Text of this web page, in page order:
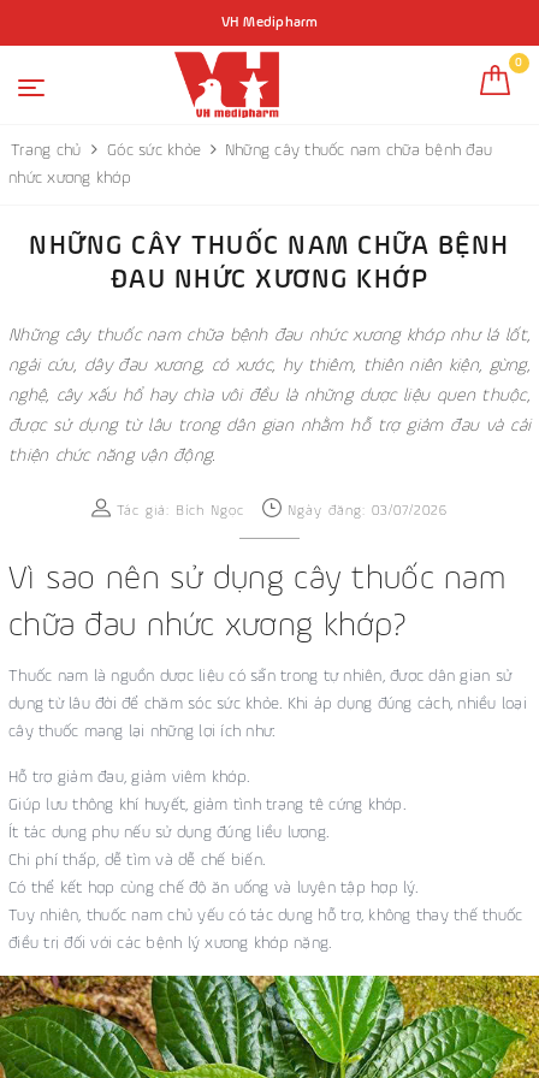
VH Medipharm
0
Trang chủ Góc sức khỏe
Những cây thuốc nam chữa bệnh đau
nhức xương khớp
NHỮNG CÂY THUỐC NAM CHỮA BỆNH
ĐAU NHỨC XƯƠNG KHỚP
Những cây thuốc nam chữa bệnh đau nhức xương khớp như lá lốt,
ngải cứu, dây đau xương, cỏ xước, hy thiêm, thiên niên kiện, gừng,
nghệ, cây xấu hổ hay chìa vôi đều là những dược liệu quen thuộc,
được sử dụng từ lâu trong dân gian nhằm hỗ trợ giảm đau và cải
thiện chức năng vận động.
Tác giả: Bích Ngọc Ngày đăng: 03/07/2026
Vì sao nên sử dụng cây thuốc nam
chữa đau nhức xương khớp?
Thuốc nam là nguồn dược liệu có sẵn trong tự nhiên, được dân gian sử
dụng từ lâu đời để chăm sóc sức khỏe. Khi áp dụng đúng cách, nhiều loại
cây thuốc mang lại những lợi ích như:
Hỗ trợ giảm đau, giảm viêm khớp.
Giúp lưu thông khí huyết, giảm tình trạng tê cứng khớp.
Ít tác dụng phụ nếu sử dụng đúng liều lượng.
Chi phí thấp, dễ tìm và dễ chế biến.
Có thể kết hợp cùng chế độ ăn uống và luyện tập hợp lý.
Tuy nhiên, thuốc nam chủ yếu có tác dụng hỗ trợ, không thay thế thuốc
điều trị đối với các bệnh lý xương khớp nặng.